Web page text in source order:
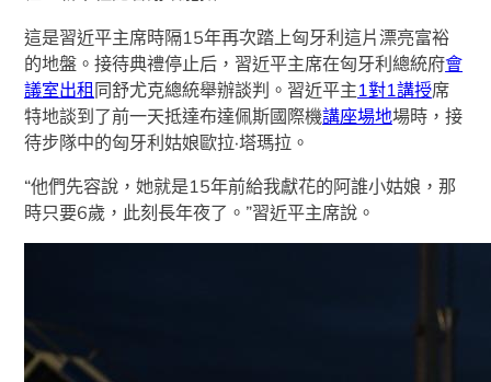
這是習近平主席時隔15年再次踏上匈牙利這片漂亮富裕
的地盤。接待典禮停止后，習近平主席在匈牙利總統府會
議室出租同舒尤克總統舉辦談判。習近平主1對1講授席
特地談到了前一天抵達布達佩斯國際機講座場地場時，接
待步隊中的匈牙利姑娘歐拉·塔瑪拉。
“他們先容說，她就是15年前給我獻花的阿誰小姑娘，那
時只要6歲，此刻長年夜了。”習近平主席說。